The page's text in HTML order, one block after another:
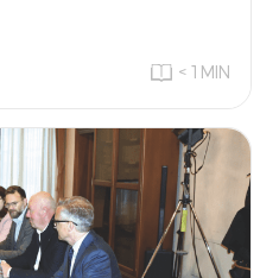
< 1 MIN